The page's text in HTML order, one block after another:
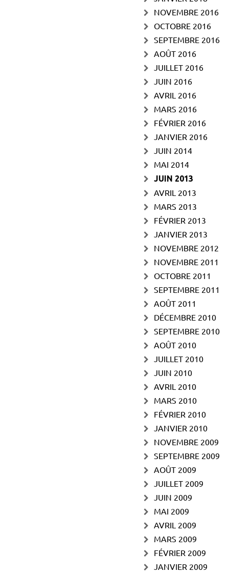
NOVEMBRE 2016
OCTOBRE 2016
SEPTEMBRE 2016
AOÛT 2016
JUILLET 2016
JUIN 2016
AVRIL 2016
MARS 2016
FÉVRIER 2016
JANVIER 2016
JUIN 2014
MAI 2014
JUIN 2013
AVRIL 2013
MARS 2013
FÉVRIER 2013
JANVIER 2013
NOVEMBRE 2012
NOVEMBRE 2011
OCTOBRE 2011
SEPTEMBRE 2011
AOÛT 2011
DÉCEMBRE 2010
SEPTEMBRE 2010
AOÛT 2010
JUILLET 2010
JUIN 2010
AVRIL 2010
MARS 2010
FÉVRIER 2010
JANVIER 2010
NOVEMBRE 2009
SEPTEMBRE 2009
AOÛT 2009
JUILLET 2009
JUIN 2009
MAI 2009
AVRIL 2009
MARS 2009
FÉVRIER 2009
JANVIER 2009